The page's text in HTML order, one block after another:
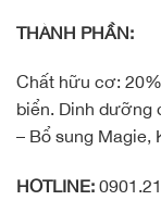
THÀNH PHẦN:
Chất hữu cơ:
biển. Dinh dưỡng
– Bổ sung Magie,
HOTLINE: